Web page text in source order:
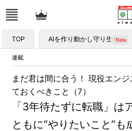
TOP AIを作り動かし守り生かす
連載
「3年待たずに転職」
ともに“やりたいこと”も
まだ君は間に合う！ 現役エン
ておくべきこと（7）